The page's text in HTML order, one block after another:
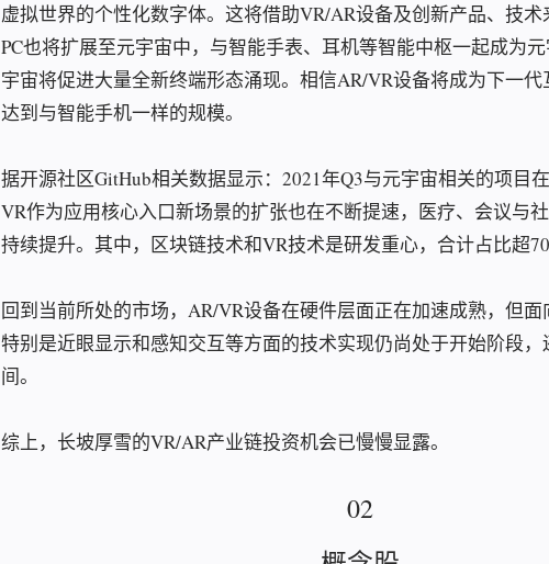
虚拟世界的个性化数字体。这将借助VR/AR设备及创新产品、技
PC也将扩展至元宇宙中，与智能手表、耳机等智能中枢一起成为
宇宙将促进大量全新终端形态涌现。相信AR/VR设备将成为下一代
达到与智能手机一样的规模。
据开源社区GitHub相关数据显示：2021年Q3与元宇宙相关的项目
VR作为应用核心入口新场景的扩张也在不断提速，医疗、会议与
持续提升。其中，区块链技术和VR技术是研发重心，合计占比超
回到当前所处的市场，AR/VR设备在硬件层面正在加速成熟，但
特别是近眼显示和感知交互等方面的技术实现仍尚处于开始阶段
间。
综上，长坡厚雪的VR/AR产业链投资机会已慢慢显露。
02